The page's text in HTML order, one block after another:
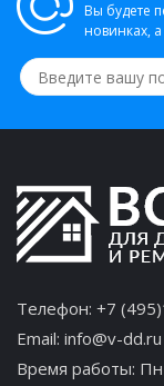
Вы будете
новинках,
Телефон: +7
Email: info@v-dd.ru
Время работы: